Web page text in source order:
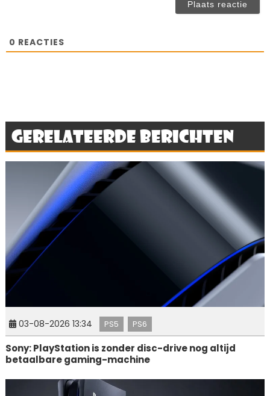
0 REACTIES
Gerelateerde berichten
03-08-2026 13:34 PS5 PS6
Sony: PlayStation is zonder disc-drive nog altijd
betaalbare gaming-machine